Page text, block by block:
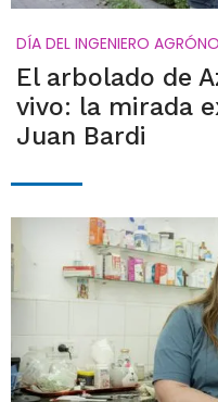
DÍA DEL INGENIERO
El arbolado de
vivo: la mirada
Juan Bardi